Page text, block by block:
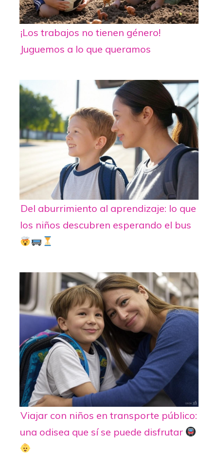
¡Los trabajos no tienen género!
Juguemos a lo que queramos
Del aburrimiento al aprendizaje: lo que
los niños descubren esperando el bus
Viajar con niños en transporte público:
una odisea que sí se puede disfrutar